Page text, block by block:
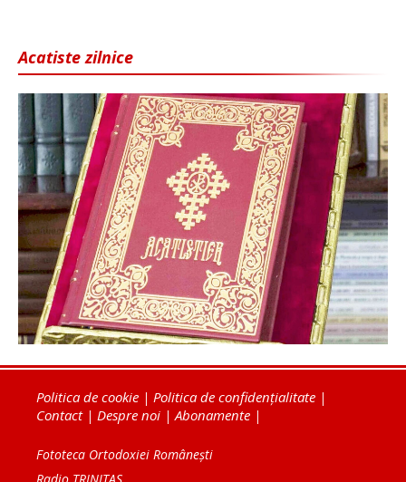
Acatiste zilnice
Politica de cookie | Politica de confidențialitate |
Contact| Despre noi |Abonamente |
Fototeca Ortodoxiei Românești